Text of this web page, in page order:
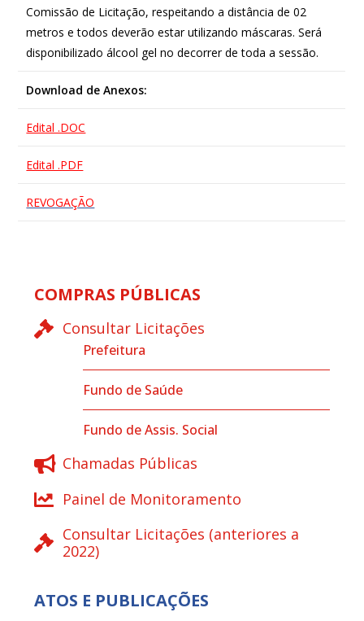
Comissão de Licitação, respeitando a distância de 02
metros e todos deverão estar utilizando máscaras. Será
disponibilizado álcool gel no decorrer de toda a sessão.
Download de Anexos:
Edital .DOC
Edital .PDF
REVOGAÇÃO
COMPRAS PÚBLICAS
Consultar Licitações
Prefeitura
Fundo de Saúde
Fundo de Assis. Social
Chamadas Públicas
Painel de Monitoramento
Consultar Licitações (anteriores a
2022)
ATOS E PUBLICAÇÕES